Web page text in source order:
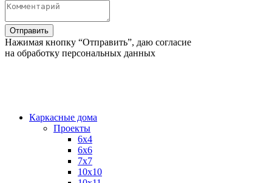
Нажимая кнопку “Отправить”, даю согласие
на обработку персональных данных
Каркасные дома
Проекты
6х4
6х6
7х7
10х10